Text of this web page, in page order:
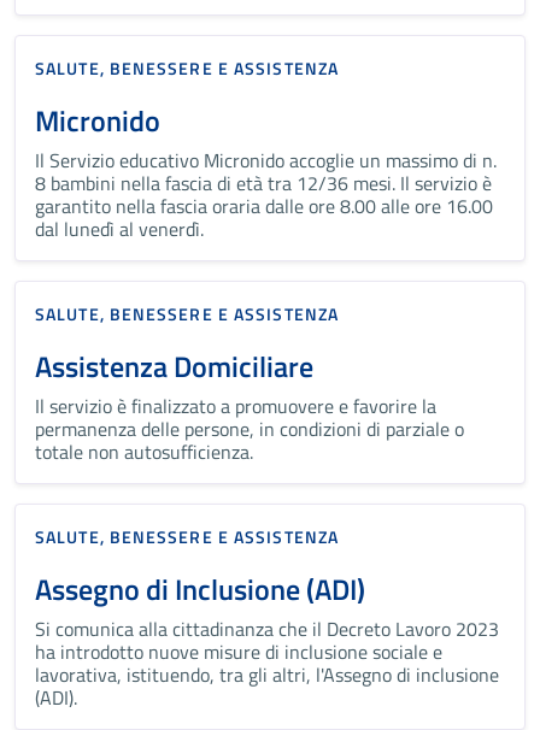
SALUTE, BENESSERE E ASSISTENZA
Micronido
Il Servizio educativo Micronido accoglie un massimo di n.
8 bambini nella fascia di età tra 12/36 mesi. Il servizio è
garantito nella fascia oraria dalle ore 8.00 alle ore 16.00
dal lunedì al venerdì.
SALUTE, BENESSERE E ASSISTENZA
Assistenza Domiciliare
Il servizio è finalizzato a promuovere e favorire la
permanenza delle persone, in condizioni di parziale o
totale non autosufficienza.
SALUTE, BENESSERE E ASSISTENZA
Assegno di Inclusione (ADI)
Si comunica alla cittadinanza che il Decreto Lavoro 2023
ha introdotto nuove misure di inclusione sociale e
lavorativa, istituendo, tra gli altri, l'Assegno di inclusione
(ADI).